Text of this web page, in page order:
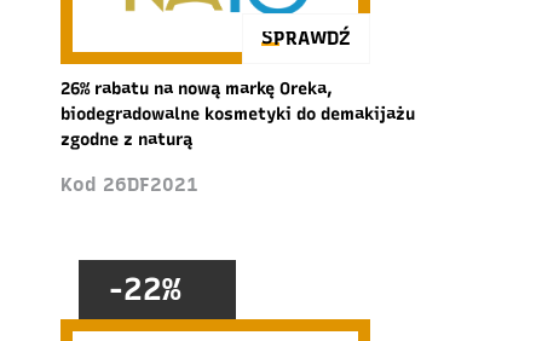
SPRAWDŹ
26% rabatu na nową markę Oreka,
biodegradowalne kosmetyki do demakijażu
zgodne z naturą
Kod 26DF2021
-22%